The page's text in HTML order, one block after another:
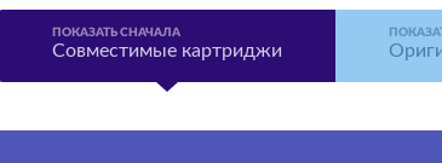
ПОКАЗАТЬ СНАЧАЛА
Совместимые картриджи